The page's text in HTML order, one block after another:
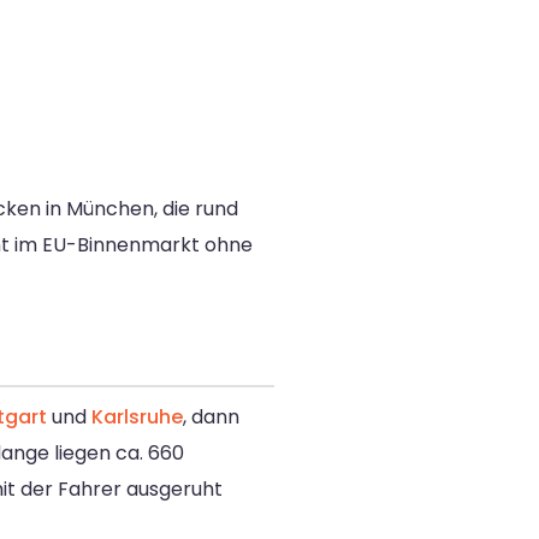
in München, die rund
im EU-Binnenmarkt ohne
und Karlsruhe, dann
liegen ca. 660
der Fahrer ausgeruht